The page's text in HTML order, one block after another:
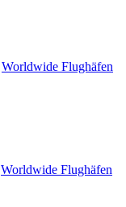
Worldwide Flughäfen
Worldwide Flughäfen